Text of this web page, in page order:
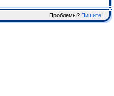
Проблемы? Пишите!